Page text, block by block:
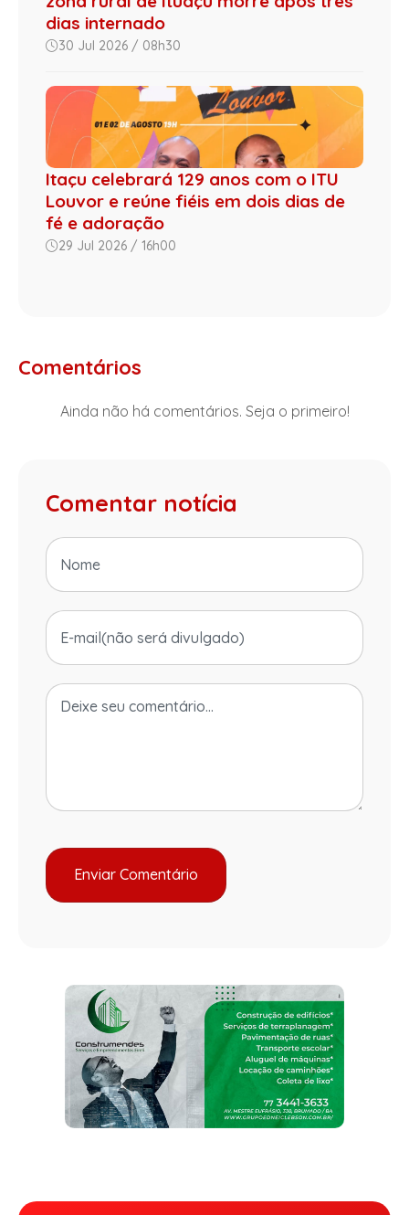
dias internado
30 Jul 2026 / 08h30
Itaçu celebrará 129 anos com o ITU
Louvor e reúne fiéis em dois dias de
fé e adoração
29 Jul 2026 / 16h00
Comentários
Ainda não há comentários. Seja o primeiro!
Comentar notícia